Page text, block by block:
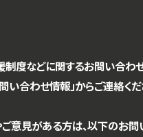
制度などに関するお問い合わ
い合わせ情報」からご連絡く
意見がある方は、以下のお問